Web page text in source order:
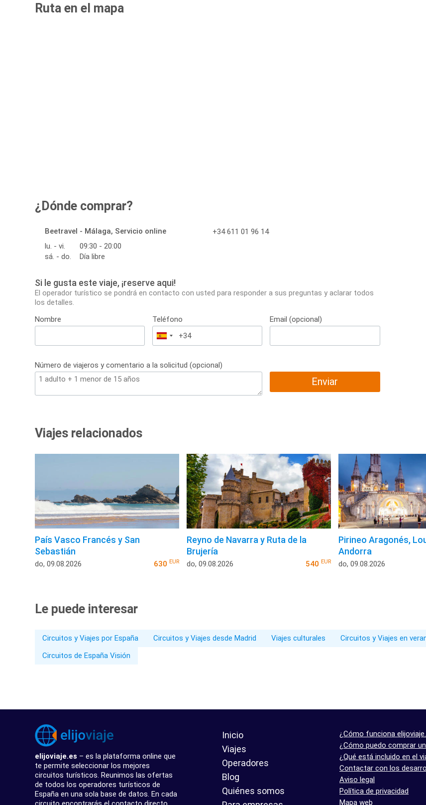
Ruta en el mapa
¿Dónde comprar?
Beetravel - Málaga, Servicio online
lu. - vi.
09:30 - 20:00
sá. - do.
Día libre
+34 611 01 96 14
Si le gusta este viaje, ¡reserve aqui!
El operador turístico se pondrá en contacto con usted para responder a sus preguntas y aclarar todos
los detalles.
Nombre
Teléfono
España
+34
Email (opcional)
Número de viajeros y comentario a la solicitud (opcional)
Enviar
Viajes relacionados
País Vasco Francés y San
Sebastián
do, 09.08.2026 630 EUR
Reyno de Navarra y Ruta de la
Brujería
do, 09.08.2026 540 EUR
Pirineo Aragonés,
Andorra
do, 09.08.2026
Le puede interesar
Circuitos y Viajes por España Circuitos y Viajes desde Madrid Viajes culturales Circuitos y Viajes en
Circuitos de España Visión
elijoviaje.es – es la plataforma online que
te permite seleccionar los mejores
circuitos turísticos. Reunimos las ofertas
de todos los operadores turísticos de
España en una sola base de datos. En cada
Inicio
Viajes
Operadores
Blog
Quiénes somos
¿Cómo funciona
¿Cómo puedo comprar
¿Qué está incluido en el
Contactar con los
Aviso legal
Política de privacidad
Mapa web